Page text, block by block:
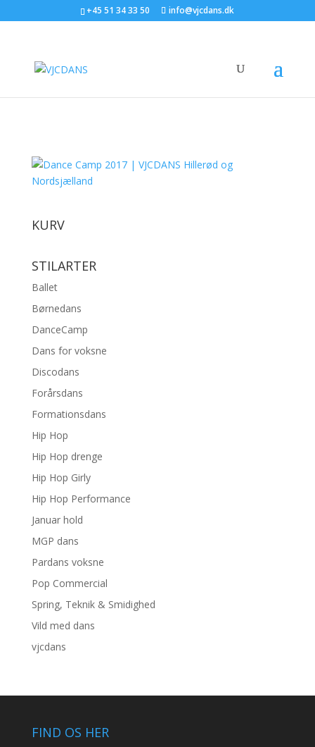
+45 51 34 33 50 info@vjcdans.dk
KURV
STILARTER
Ballet
Børnedans
DanceCamp
Dans for voksne
Discodans
Forårsdans
Formationsdans
Hip Hop
Hip Hop drenge
Hip Hop Girly
Hip Hop Performance
Januar hold
MGP dans
Pardans voksne
Pop Commercial
Spring, Teknik & Smidighed
Vild med dans
vjcdans
FIND OS HER